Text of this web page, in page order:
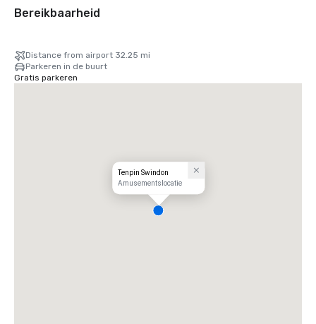
Bereikbaarheid
Distance from airport 32.25 mi
Parkeren in de buurt
Gratis parkeren
Tenpin Swindon
Amusementslocatie